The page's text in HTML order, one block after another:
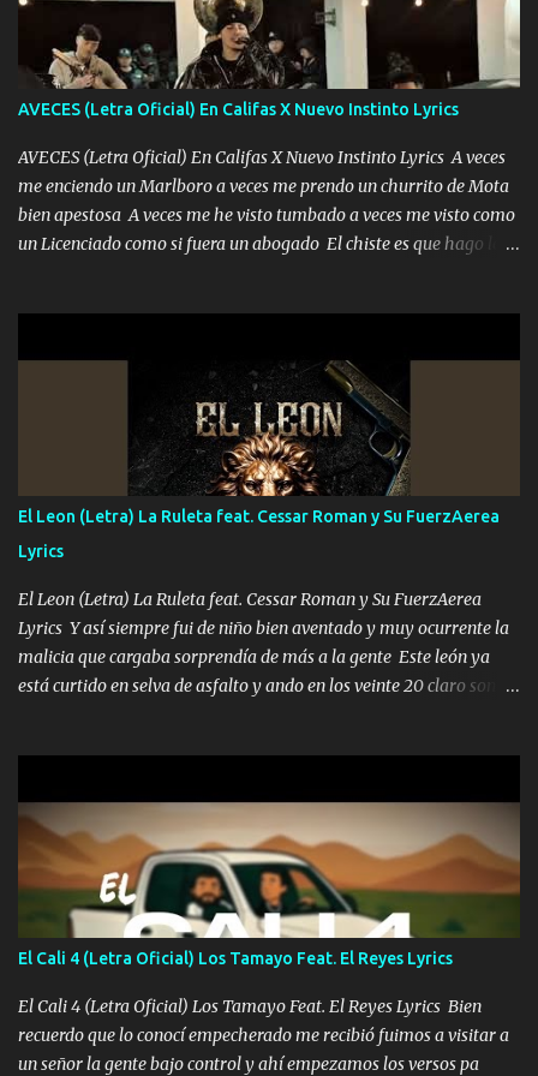
duele no tenerte aquí sabiendo que moría por ti yo y la luna
cantamos y por ti nos embriagamos Quién sabe qué será de mí si
contigo fui muy feliz a lo mejor no lloró pero muy en el fondo te
adoro
AVECES (Letra Oficial) En Califas X Nuevo Instinto Lyrics
AVECES (Letra Oficial) En Califas X Nuevo Instinto Lyrics A veces
me enciendo un Marlboro a veces me prendo un churrito de Mota
bien apestosa A veces me he visto tumbado a veces me visto como
un Licenciado como si fuera un abogado El chiste es que hago lo
corriente no quieren verte subir de level trucha mis plebes Música
A veces me pongo un sombrero a veces me ven la cachucha de lado
con la mirada siempre en alto A veces me fajó una super o a veces
me fajó una Glock siempre armado todas las generaciones yo
traigo El chiste es que hago lo que quiero pues así soy me mandó
yo tengo el control a todos yo les paro el dedo soy hocicon un
malcriado un malandrón Que Les importa no saben nada falsas
las risas las que me miran hay gente corriente no quieren ve...
El Leon (Letra) La Ruleta feat. Cessar Roman y Su FuerzAerea
Lyrics
El Leon (Letra) La Ruleta feat. Cessar Roman y Su FuerzAerea
Lyrics Y así siempre fui de niño bien aventado y muy ocurrente la
malicia que cargaba sorprendía de más a la gente Este león ya
está curtido en selva de asfalto y ando en los veinte 20 claro son
pa más pues hay charola les voy a dar hasta topar pues no hay de
otra Música Surcando bien mi camino voy por mi línea no veo a
los lados aquel que no corre vuela no se me duerm voy chicoteado
Ya pasé varias hazañas ya tienen rato que me agarran el colmillo
de este León los estatales no sé esperaron Al tiro esta la PrimiZa
también la nueve que cargo al lado doy la mano al que su amigo y
al traicionero damos pa abajo Y No me paran aquí hay pa más
pues hay charola les voy a dar hasta topar pues no hay de otra...
El Cali 4 (Letra Oficial) Los Tamayo Feat. El Reyes Lyrics
El Cali 4 (Letra Oficial) Los Tamayo Feat. El Reyes Lyrics Bien
recuerdo que lo conocí empecherado me recibió fuimos a visitar a
un señor la gente bajo control y ahí empezamos los versos pa